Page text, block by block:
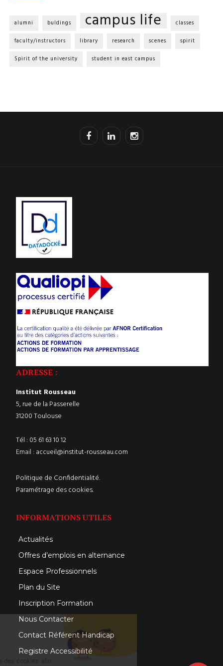
Salut c'est nous...
les Cookies !
alumni buldings campus life classes
faculty/instructors library research scenes spirit
Spirit of the university student in east campus
ADRESSE :
Institut Rousseau
5, rue de la Passerelle
31200 Toulouse
Tél : 05 61 63 10 12
Email : accueil@institut-rousseau.com
Politique de Confidentialité.
Paramétrage des cookies.
INFORMATIONS UTILES
Actualités
Offres d’emplois en alternance
Espace Professionnels
Plan du Site
Inscription Formation
Nous Contacter
Contact Référent Handicap
Registre Accessibilité